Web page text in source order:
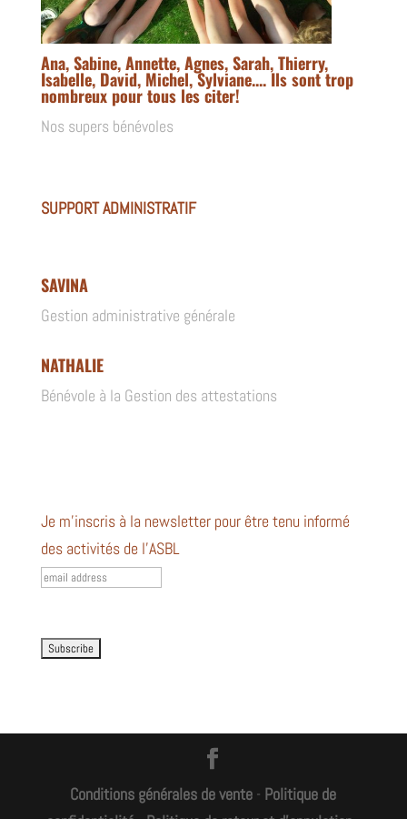
Ana, Sabine, Annette, Agnes, Sarah, Thierry,
Isabelle, David, Michel, Sylviane.... Ils sont trop
nombreux pour tous les citer!
Nos supers bénévoles
SUPPORT ADMINISTRATIF
SAVINA
Gestion administrative générale
NATHALIE
Bénévole à la Gestion des attestations
Je m’inscris à la newsletter pour être tenu informé
des activités de l’ASBL
Conditions générales de vente - Politique de